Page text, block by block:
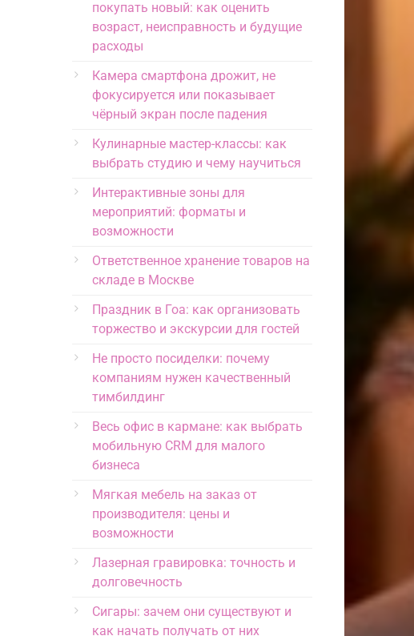
покупать новый: как оценить
возраст, неисправность и будущие
расходы
Камера смартфона дрожит, не
фокусируется или показывает
чёрный экран после падения
Кулинарные мастер-классы: как
выбрать студию и чему научиться
Интерактивные зоны для
мероприятий: форматы и
возможности
Ответственное хранение товаров на
складе в Москве
Праздник в Гоа: как организовать
торжество и экскурсии для гостей
Не просто посиделки: почему
компаниям нужен качественный
тимбилдинг
Весь офис в кармане: как выбрать
мобильную CRM для малого
бизнеса
Мягкая мебель на заказ от
производителя: цены и
возможности
Лазерная гравировка: точность и
долговечность
Сигары: зачем они существуют и
как начать получать от них